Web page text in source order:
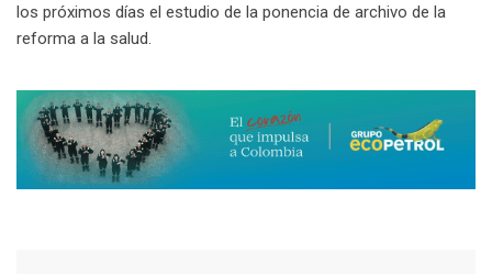
los próximos días el estudio de la ponencia de archivo de la
reforma a la salud.